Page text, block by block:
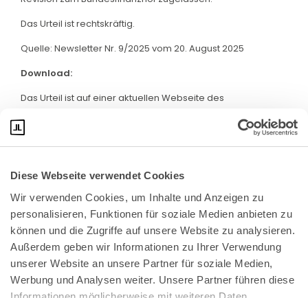
Diese Webseite verwendet Cookies
Wir verwenden Cookies, um Inhalte und Anzeigen zu
personalisieren, Funktionen für soziale Medien anbieten zu
können und die Zugriffe auf unsere Website zu analysieren.
Außerdem geben wir Informationen zu Ihrer Verwendung
unserer Website an unsere Partner für soziale Medien,
Werbung und Analysen weiter. Unsere Partner führen diese
Das Urteil ist rechtskräftig.
Quelle: Newsletter Nr. 9/2025 vom 20. August 2025
Download:
Das Urteil ist auf einer aktuellen Webseite des
Bundeskanzlerplatz 2
53113 Bonn